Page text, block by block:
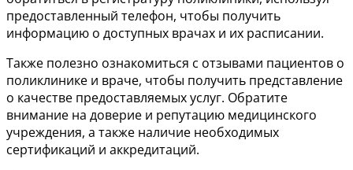
предоставленный телефон, чтобы получить
информацию о доступных врачах и их расписании.
Также полезно ознакомиться с отзывами пациентов о
поликлинике и враче, чтобы получить представление
о качестве предоставляемых услуг. Обратите
внимание на доверие и репутацию медицинского
учреждения, а также наличие необходимых
сертификаций и аккредитаций.